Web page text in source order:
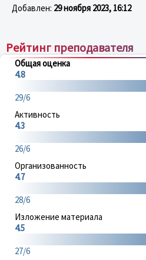
Добавлен: 29 ноября 2023, 16:12
Рейтинг преподавателя
Общая оценка
4.8
29/6
Активность
4.3
26/6
Организованность
4.7
28/6
Изложение материала
4.5
27/6